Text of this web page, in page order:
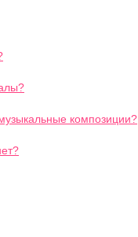
композиции?